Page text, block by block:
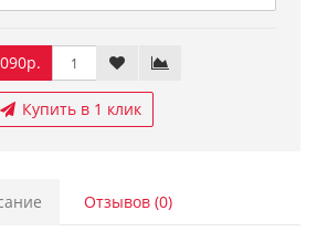
Купить в 1 клик
Отзывов (0)